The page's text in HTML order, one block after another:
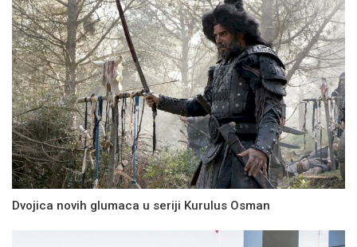
Dvojica novih glumaca u seriji Kurulus Osman